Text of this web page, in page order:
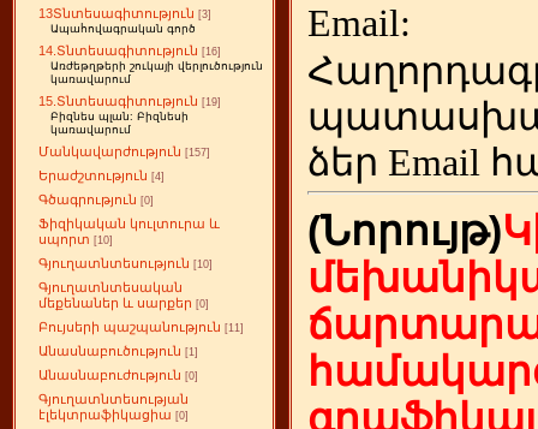
13Տնտեսագիտություն [3]
Ապահովագրական գործ
14.Տնտեսագիտություն [16]
Առժեթղթերի շուկայի վերլուծություն
կառավարում
15.Տնտեսագիտություն [19]
Բիզնես պլան: Բիզնեսի
կառավարում
Մանկավարժություն [157]
Երաժշտություն [4]
Գծագրություն [0]
Ֆիզիկական կուլտուրա և
սպորտ [10]
Գյուղատնտեսություն [10]
Գյուղատնտեսական
մեքենաներ և սարքեր [0]
Բույսերի պաշպանություն [11]
Անասնաբուծություն [1]
Անասնաբուժություն [0]
Գյուղատնտեսության
էլեկտրաֆիկացիա [0]
ձեր Email
(Նորույթ)